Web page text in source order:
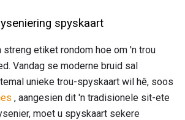
spyskaart
streng etiket rondom hoe om 'n trou
Vandag se moderne bruid sal
unieke trou-spyskaart wil hê, soos
, aangesien dit 'n tradisionele sit-ete
moet u spyskaart sekere